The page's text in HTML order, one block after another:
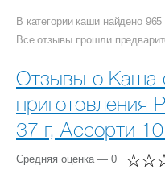
В категории каши найдено
Все отзывы прошли
Отзывы о Каша
приготовления
37 г, Ассорти
Средняя оценка — 0